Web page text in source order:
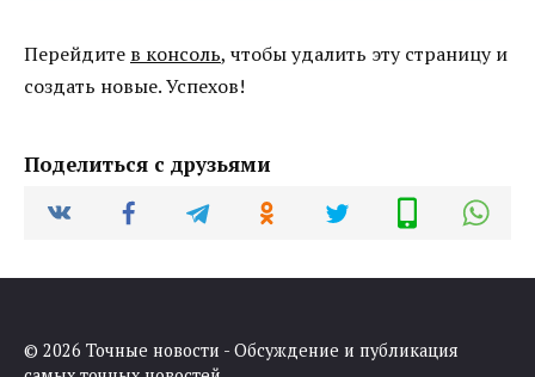
Перейдите в консоль, чтобы удалить эту страницу и
создать новые. Успехов!
Поделиться с друзьями
© 2026 Точные новости - Обсуждение и публикация